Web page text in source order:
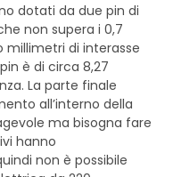
dotati da due pin di
non supera i 0,7
di interasse
è di circa 8,27
La parte finale
all’interno della
ma bisogna fare
hanno
non è possibile